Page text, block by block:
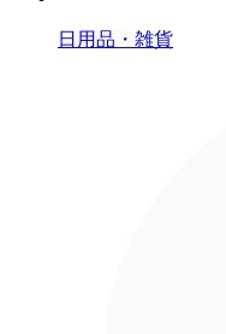
日用品・雑貨